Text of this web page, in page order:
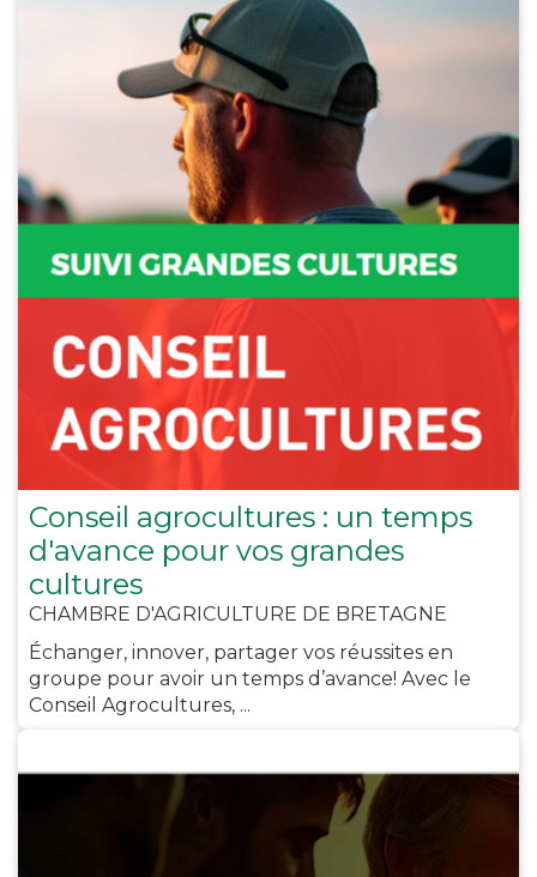
Conseil agrocultures : un temps
d'avance pour vos grandes
cultures
CHAMBRE D'AGRICULTURE DE BRETAGNE
Échanger, innover, partager vos réussites en
groupe pour avoir un temps d’avance! Avec le
Conseil Agrocultures, ...